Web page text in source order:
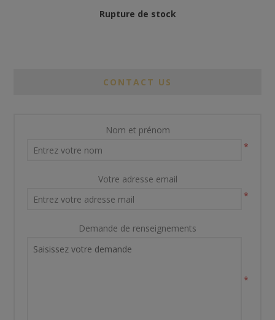
Rupture de stock
CONTACT US
Nom et prénom
*
Votre adresse email
*
Demande de renseignements
*